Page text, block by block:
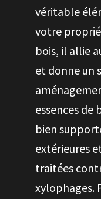
véritable
votre
bois, il allie
et donne un
essences de
bien
extérieures
traitées
xylophages.